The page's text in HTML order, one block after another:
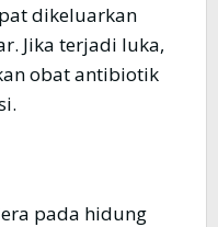
dikeluarkan
Jika terjadi luka,
obat antibiotik
pada hidung